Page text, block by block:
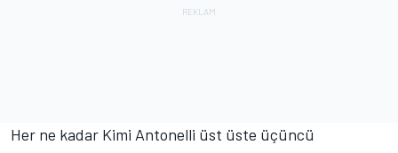
Her ne kadar Kimi Antonelli üst üste üçüncü